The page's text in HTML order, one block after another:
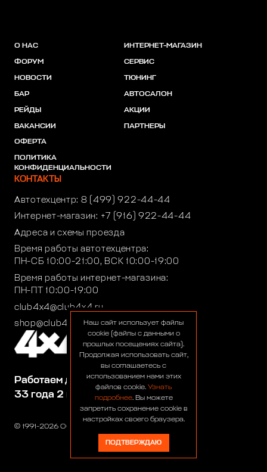
© 1991-2026 ООО «Сервис 4х4»
Работаем для вас:
33 года 2 месяца 24 дня
О НАС
ФОРУМ
НОВОСТИ
БАР
РЕЙДЫ
ВАКАНСИИ
ОФЕРТА
ПОЛИТИКА
КОНФИДЕНЦИАЛЬНОСТИ
ИНТЕРНЕТ-МАГАЗИН
СЕРВИС
ТЮНИНГ
АВТОСАЛОН
АКЦИИ
ПАРТНЕРЫ
КОНТАКТЫ
Автотехцентр: 8 (499) 922-44-44
Интернет-магазин: +7 (916) 922-44-44
Адреса и схемы проезда
Время работы автотехцентра:
ПН-СБ 10:00-21:00, ВСК 10:00-19:00
Время работы интернет-магазина:
ПН-ПТ 10:00-19:00
club4x4@club4x4.ru
shop@club4x4.ruНаш сайт использует файлы
cookie (файлы с данными о
прошлых посещениях сайта).
Продолжая использовать сайт,
вы соглашаетесь с
использованием нами этих
файлов cookie. Узнать
подробнее. Вы можете
запретить сохранение cookie в
настройках своего браузера.
ПОДТВЕРЖДАЮ